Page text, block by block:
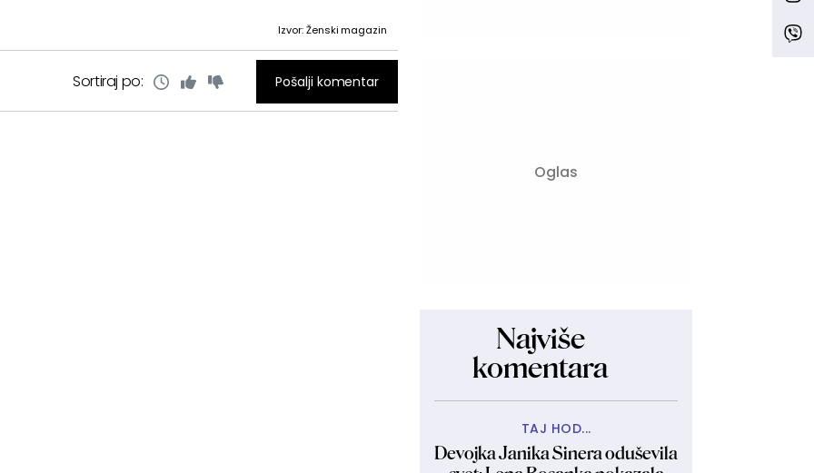
Izvor: Ženski magazin
Sortiraj po: Pošalji komentar
Najviše
komentara
TAJ HOD...
Devojka Janika Sinera oduševila